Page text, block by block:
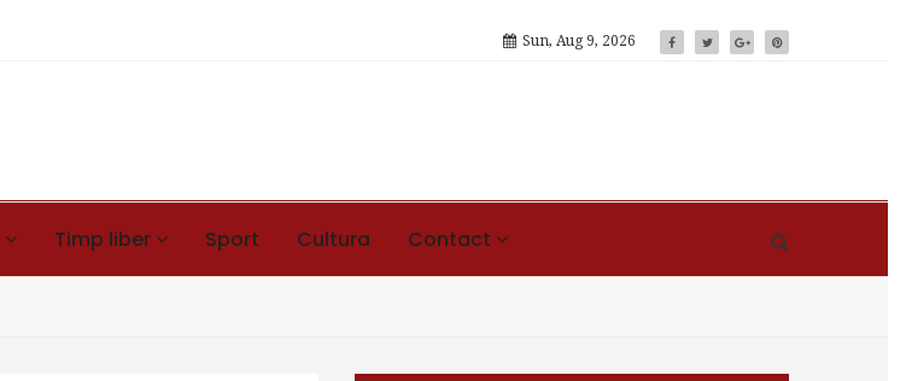
Sun, Aug 9, 2026
Timp liber Sport Cultura Contact